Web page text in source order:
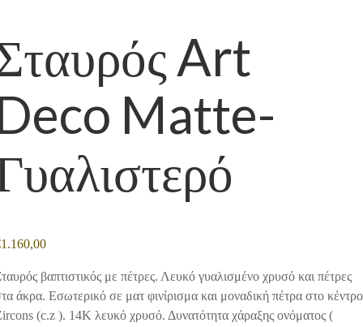
Art
Matte-
1.160,00
βαπτιστικός με πέτρες. Λευκό γυαλισμένο χρυσό και πέτρες
άκρα. Εσωτερικό σε ματ φινίρισμα και μοναδική πέτρα στο
(c.z ). 14Κ λευκό χρυσό. Δυνατότητα χάραξης ονόματος (